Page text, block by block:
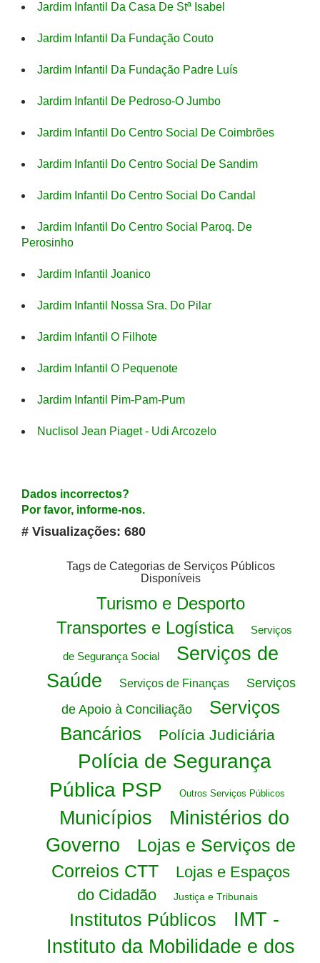
Jardim Infantil Da Casa De Stª Isabel
Jardim Infantil Da Fundação Couto
Jardim Infantil Da Fundação Padre Luís
Jardim Infantil De Pedroso-O Jumbo
Jardim Infantil Do Centro Social De Coimbrões
Jardim Infantil Do Centro Social De Sandim
Jardim Infantil Do Centro Social Do Candal
Jardim Infantil Do Centro Social Paroq. De
Perosinho
Jardim Infantil Joanico
Jardim Infantil Nossa Sra. Do Pilar
Jardim Infantil O Filhote
Jardim Infantil O Pequenote
Jardim Infantil Pim-Pam-Pum
Nuclisol Jean Piaget - Udi Arcozelo
Dados incorrectos?
Por favor, informe-nos.
# Visualizações: 680
Tags de Categorias de Serviços Públicos
Disponíveis
Turismo e Desporto
Transportes e Logística
Serviços
de Segurança Social
Serviços de
Saúde
Serviços de Finanças
Serviços
de Apoio à Conciliação
Serviços
Bancários
Polícia Judiciária
Polícia de Segurança
Pública PSP
Outros Serviços Públicos
Municípios
Ministérios do
Governo
Lojas e Serviços de
Correios CTT
Lojas e Espaços
do Cidadão
Justiça e Tribunais
Institutos Públicos
IMT -
Instituto da Mobilidade e dos